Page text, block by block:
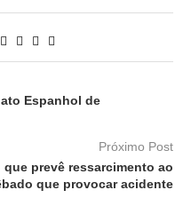
Espanhol de
Próximo Post
prevê ressarcimento ao
que provocar acidente